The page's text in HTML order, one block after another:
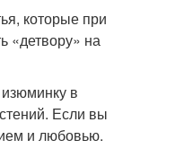
которые при
«детвору» на
в
Если вы
и любовью.